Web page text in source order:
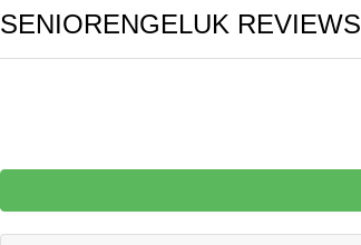
SENIORENGELUK REVIEWS